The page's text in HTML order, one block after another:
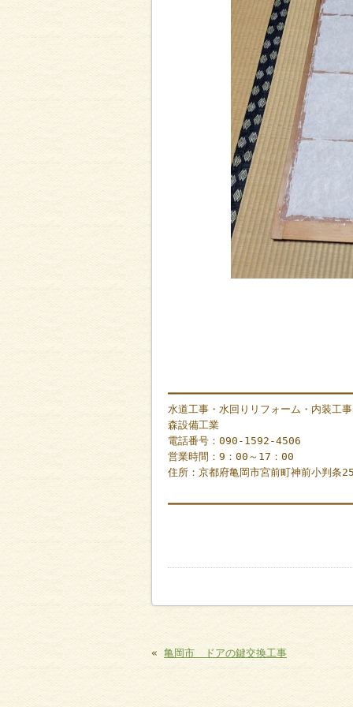
水道工事・水回りリフォーム・内装工
森設備工業
電話番号：090-1592-4506
営業時間：9：00～17：00
住所：京都府亀岡市宮前町神前小判条
« 亀岡市 ドアの鍵交換工事